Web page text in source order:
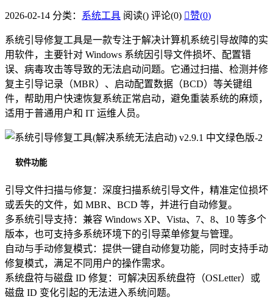
2026-02-14 分类： 系统工具 阅读() 评论(0) 赞(0)
系统引导修复工具是一款专注于解决计算机系统引导故障的实
用软件，主要针对 Windows 系统因引导文件损坏、配置错
误、病毒攻击等导致的无法启动问题。它通过扫描、检测并修
复主引导记录（MBR）、启动配置数据（BCD）等关键组
件，帮助用户快速恢复系统正常启动，避免重装系统的麻烦，
适用于普通用户和 IT 运维人员。
软件功能
引导文件扫描与修复：深度扫描系统引导文件，精准定位损坏
或丢失的文件，如 MBR、BCD 等，并进行自动修复。
多系统引导支持：兼容 Windows XP、Vista、7、8、10 等多个
版本，也可支持多系统环境下的引导菜单修复与管理。
自动与手动修复模式：提供一键自动修复功能，同时支持手动
修复模式，满足不同用户的操作需求。
系统盘符与磁盘 ID 修复：可解决因系统盘符（OSLetter）或
磁盘 ID 变化引起的无法进入系统问题。